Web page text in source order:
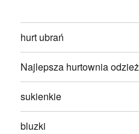
hurt ubrań
Najlepsza hurtownia
sukienkie
bluzki